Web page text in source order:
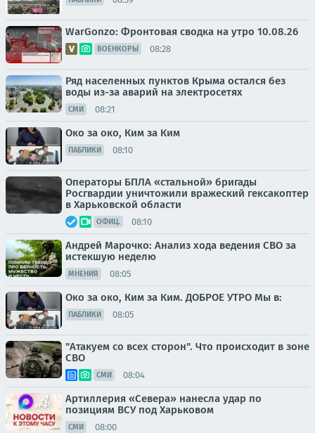
WarGonzo: Фронтовая сводка на утро 10.08.26
ВОЕНКОРЫ 08:28
Ряд населенных пунктов Крыма остался без
воды из-за аварий на электросетях
СМИ 08:21
Око за око, Ким за Ким
ПАБЛИКИ 08:10
Операторы БПЛА «стальной» бригады
Росгвардии уничтожили вражеский гексакоптер
в Харьковской области
ОФИЦ. 08:10
Андрей Марочко: Анализ хода ведения СВО за
истекшую неделю
МНЕНИЯ 08:05
Око за око, Ким за Ким. ДОБРОЕ УТРО Мы в:
ПАБЛИКИ 08:05
"Атакуем со всех сторон". Что происходит в зоне
СВО
СМИ 08:04
Артиллерия «Севера» нанесла удар по
позициям ВСУ под Харьковом
СМИ 08:00